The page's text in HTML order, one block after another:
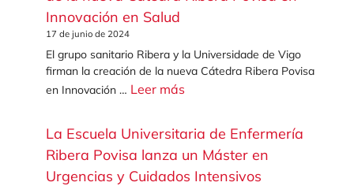
Innovación en Salud
17 de junio de 2024
El grupo sanitario Ribera y la Universidade de Vigo
firman la creación de la nueva Cátedra Ribera Povisa
en Innovación … Leer más
La Escuela Universitaria de Enfermería
Ribera Povisa lanza un Máster en
Urgencias y Cuidados Intensivos